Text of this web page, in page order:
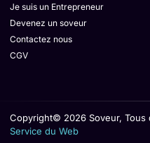
Je suis un Entrepreneur
Devenez un soveur
Contactez nous
CGV
Copyright© 2026 Soveur, Tous
Service du Web